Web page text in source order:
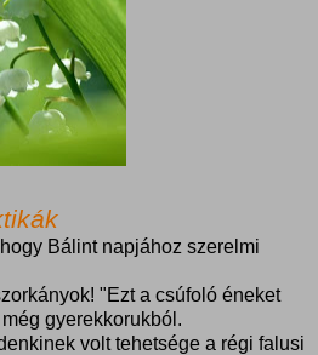
Bálint napjához szerelmi
"Ezt a csúfoló éneket
gyerekkorukból.
volt tehetsége a régi falusi